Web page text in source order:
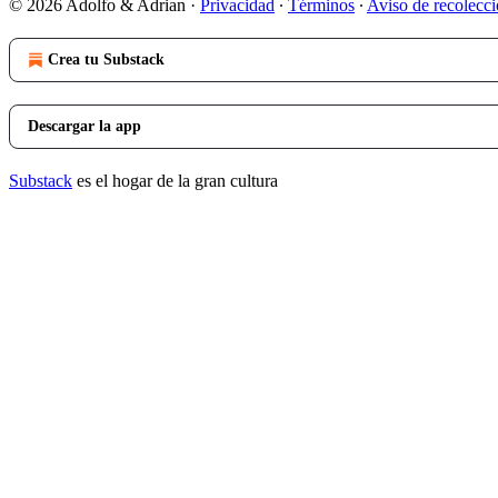
© 2026 Adolfo & Adrian · Privacidad ∙ Términos ∙ Aviso de
Crea tu Substack
Descargar la app
Substack es el hogar de la gran cultura